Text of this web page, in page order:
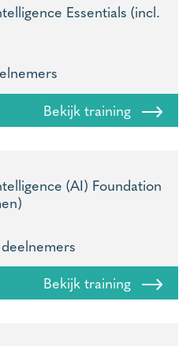
Essentials (incl.
Bekijk training
(AI) Foundation
Bekijk training